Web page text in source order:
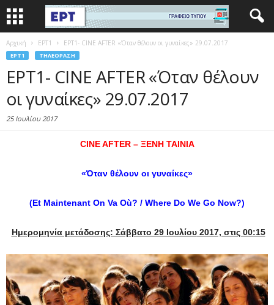
Αρχική EΡΤ1 ΕΡΤ1- CINE AFTER «Όταν θέλουν οι γυναίκες» 29.07.2017
EΡΤ1 ΤΗΛΕΌΡΑΣΗ
ΕΡΤ1- CINE AFTER «Όταν θέλουν
οι γυναίκες» 29.07.2017
25 Ιουλίου 2017
CINE AFTER – ΞΕΝΗ ΤΑΙΝΙΑ
«Όταν θέλουν οι γυναίκες»
(Et Maintenant On Va Où? / Where Do We Go Now?)
Ημερομηνία μετάδοσης: Σάββατο 29 Ιουλίου2017, στις 00:15